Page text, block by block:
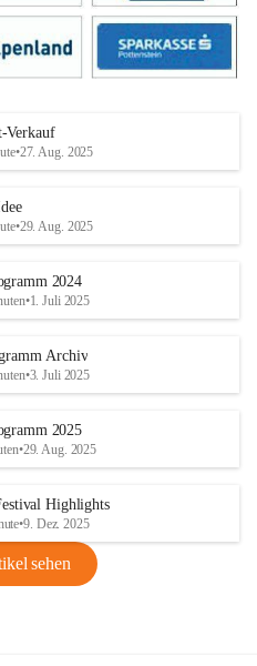
Verkauf
•27. Aug. 2025
•29. Aug. 2025
2024
•1. Juli 2025
Archiv
•3. Juli 2025
2025
•29. Aug. 2025
Highlights
•9. Dez. 2025
sehen